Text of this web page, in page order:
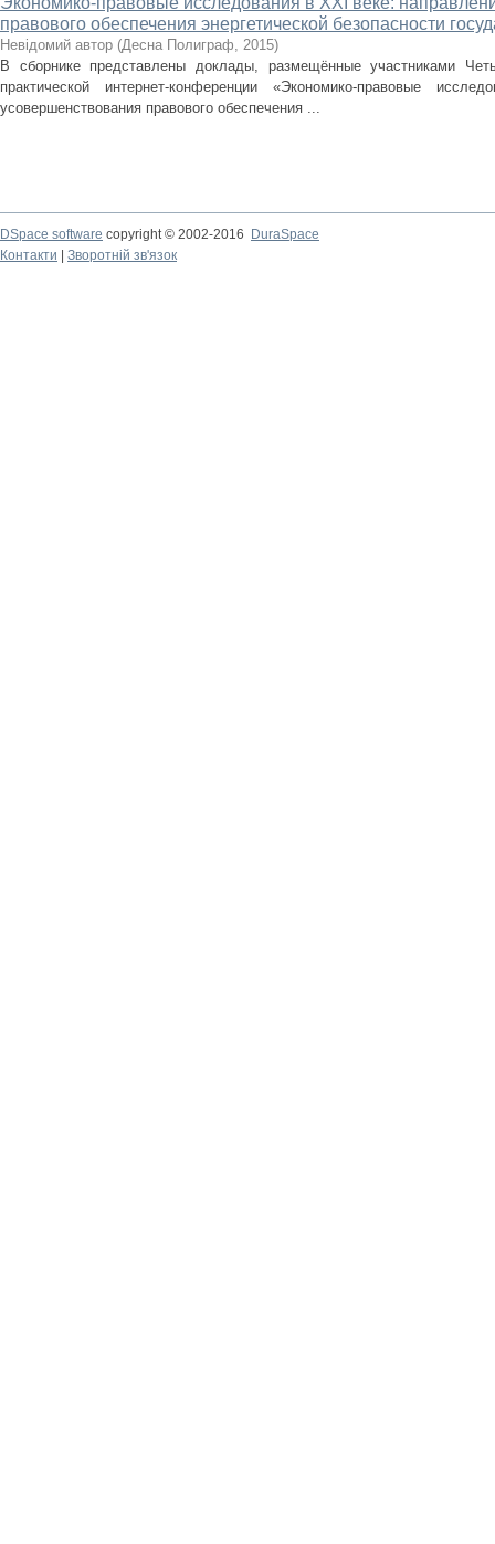
правового обеспечения энергетической безопасности
Невідомий автор (Десна Полиграф, 2015)
В сборнике представлены доклады, размещённые участниками
практической интернет-конференции «Экономико-правовые
усовершенствования правового обеспечения ...
DSpace software copyright © 2002-2016
DuraSpace
Контакти
Зворотній зв'язок